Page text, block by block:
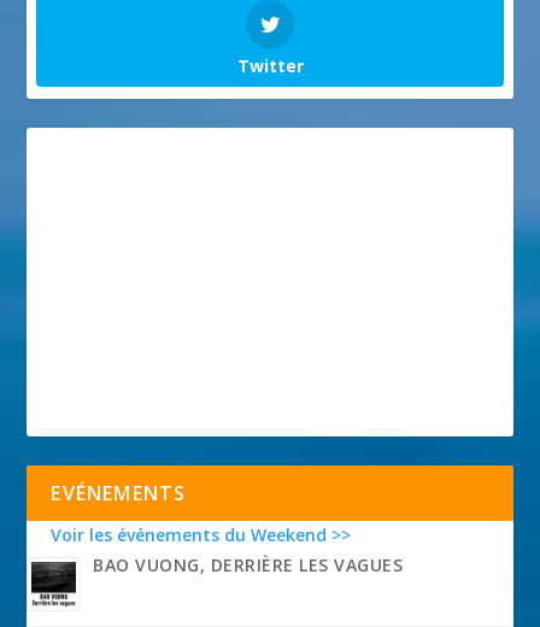
Twitter
EVÉNEMENTS
Voir les événements du Weekend >>
BAO VUONG, DERRIÈRE LES VAGUES